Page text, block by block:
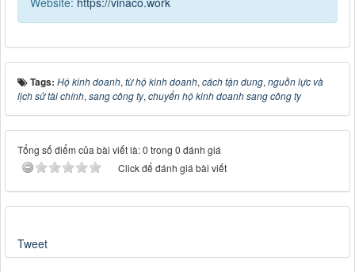
Tags: Hộ kinh doanh, từ hộ kinh doanh, cách tận dung, nguồn lực và
lịch sử tài chính, sang công ty, chuyển hộ kinh doanh sang công ty
Tổng số điểm của bài viết là: 0 trong 0 đánh giá
Click để đánh giá bài viết
Tweet